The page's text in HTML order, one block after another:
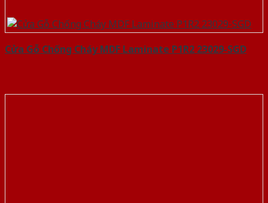
Cửa Gỗ Chống Cháy MDF Laminate P1R2 23029-SGD